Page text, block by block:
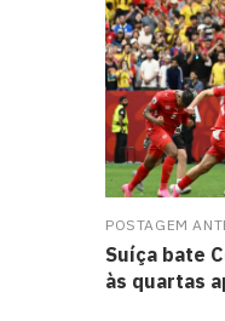
POSTAGEM
Suíça bate
às quartas